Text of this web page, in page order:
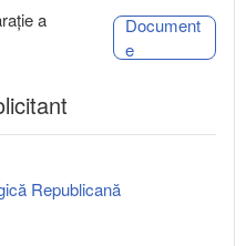
a
Document
e
Republicană